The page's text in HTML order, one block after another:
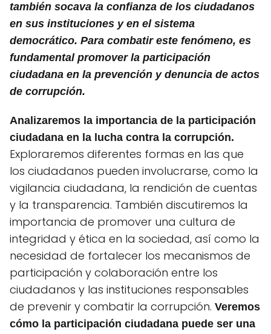
también socava la confianza de los ciudadanos
en sus instituciones y en el sistema
democrático. Para combatir este fenómeno, es
fundamental promover la participación
ciudadana en la prevención y denuncia de actos
de corrupción.
Analizaremos la importancia de la participación
ciudadana en la lucha contra la corrupción.
Exploraremos diferentes formas en las que
los ciudadanos pueden involucrarse, como la
vigilancia ciudadana, la rendición de cuentas
y la transparencia. También discutiremos la
importancia de promover una cultura de
integridad y ética en la sociedad, así como la
necesidad de fortalecer los mecanismos de
participación y colaboración entre los
ciudadanos y las instituciones responsables
de prevenir y combatir la corrupción. Veremos
cómo la participación ciudadana puede ser una